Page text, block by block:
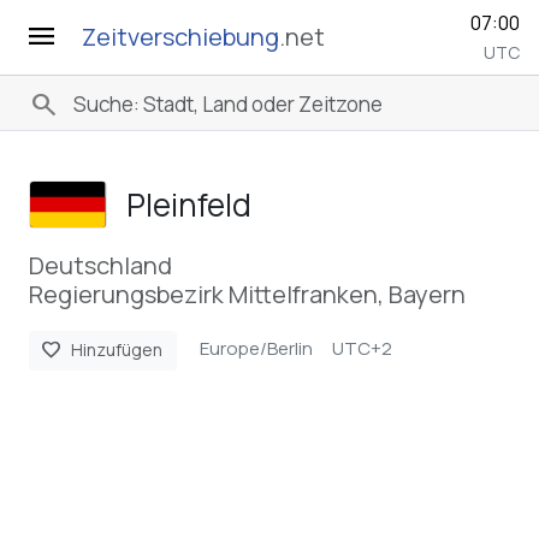
menu Zeitverschiebung.net 07:00
UTC
search
Pleinfeld
Deutschland
Regierungsbezirk Mittelfranken, Bayern
favorite Hinzufügen Europe/Berlin UTC+2